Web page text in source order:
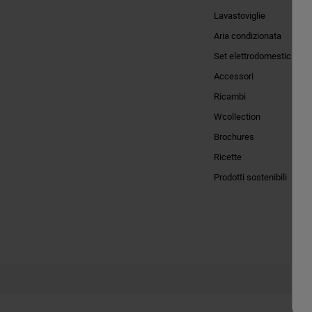
Lavastoviglie
Aria condizionata
Set elettrodomestici
Accessori
Ricambi
Wcollection
Brochures
Ricette
Prodotti sostenibili